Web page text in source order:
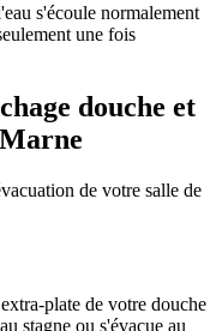
s'écoule normalement
une fois
douche et
de votre salle de
plate de votre douche
stagne ou s'évacue au